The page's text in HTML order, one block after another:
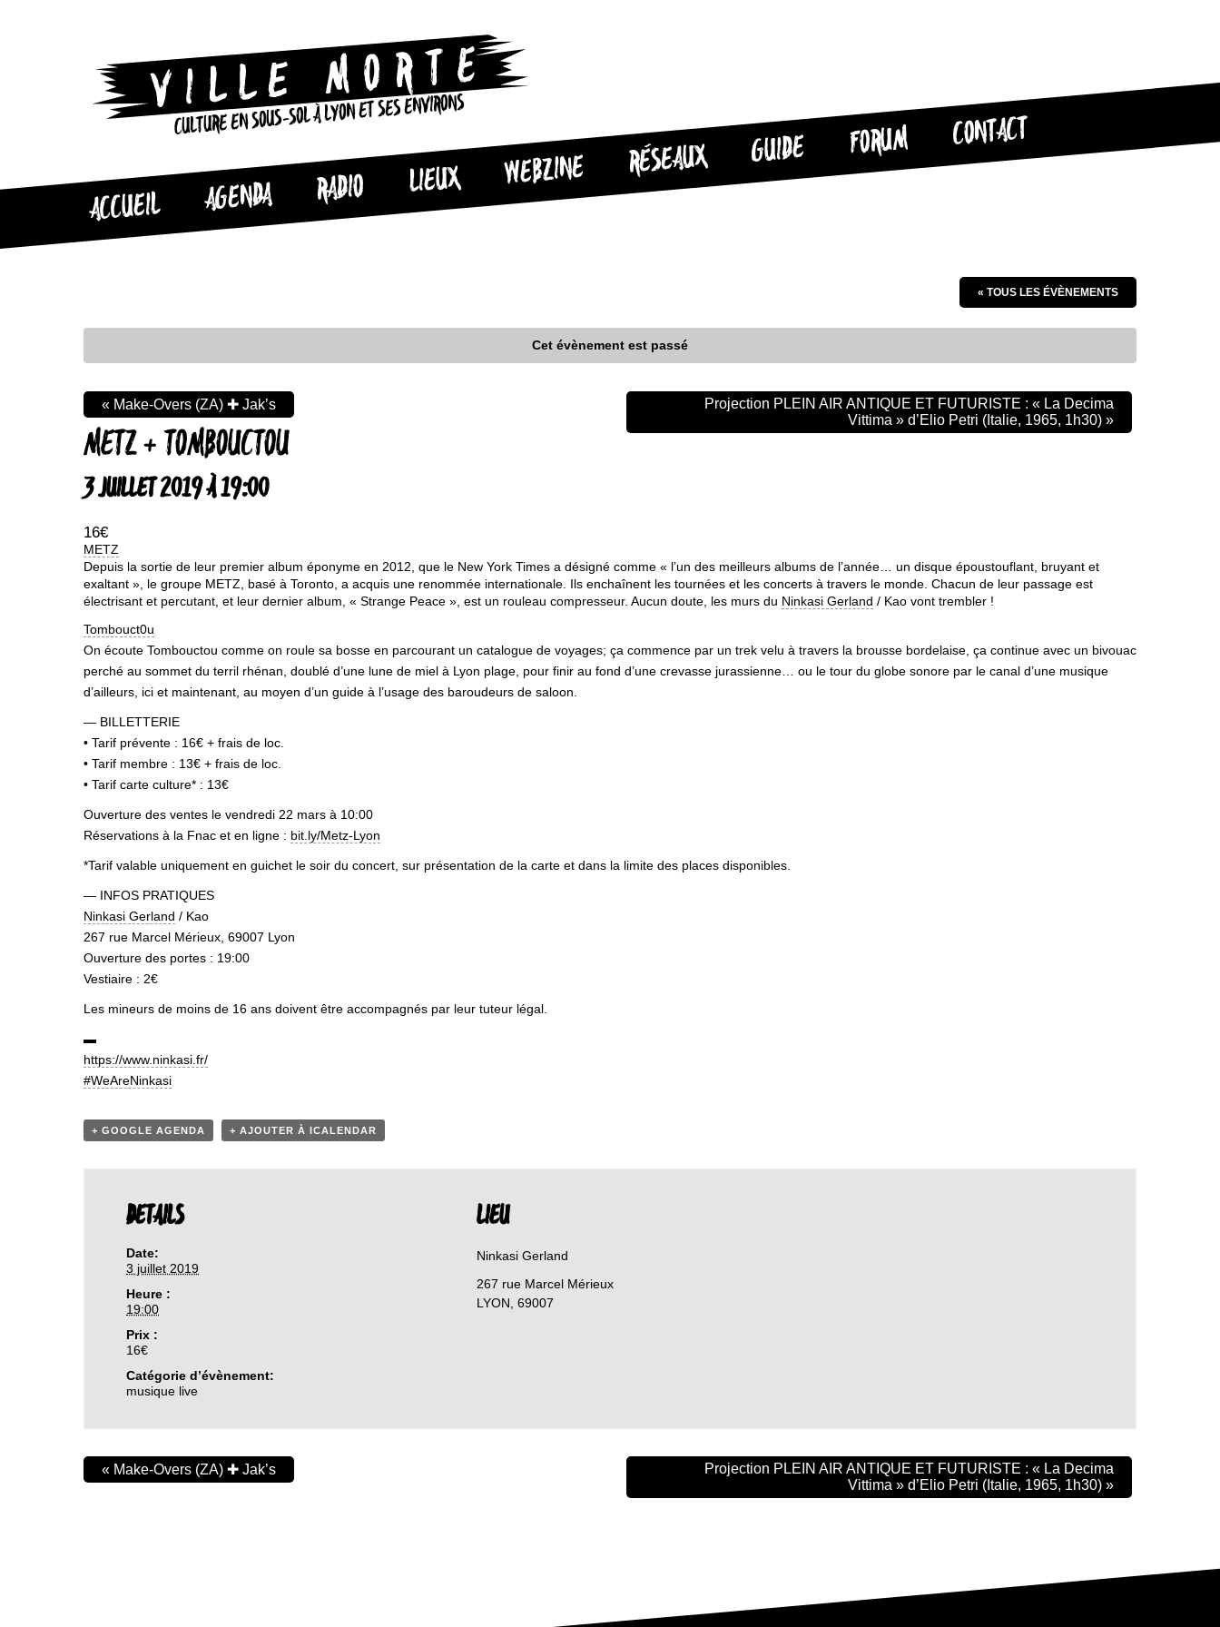
CULTURE EN SOUS-SOL À LYON ET SES ENVIRONS
ACCUEIL AGENDA RADIO LIEUX WEBZINE RÉSEAUX GUIDE FORUM CONTACT
« TOUS LES ÉVÈNEMENTS
Cet évènement est passé
METZ + TOMBOUCTOU
3 JUILLET 2019 À 19:00
16€
« Make-Overs (ZA) ✚ Jak’s
Projection PLEIN AIR ANTIQUE ET FUTURISTE : « La Decima
Vittima » d’Elio Petri (Italie, 1965, 1h30) »
METZ
Depuis la sortie de leur premier album éponyme en 2012, que le New York Times a désigné comme « l’un des meilleurs albums de l’année… un disque époustouflant, bruyant et
exaltant », le groupe METZ, basé à Toronto, a acquis une renommée internationale. Ils enchaînent les tournées et les concerts à travers le monde. Chacun de leur passage est
électrisant et percutant, et leur dernier album, « Strange Peace », est un rouleau compresseur. Aucun doute, les murs du Ninkasi Gerland / Kao vont trembler !
Tombouct0u
On écoute Tombouctou comme on roule sa bosse en parcourant un catalogue de voyages; ça commence par un trek velu à travers la brousse bordelaise, ça continue avec un bivouac
perché au sommet du terril rhénan, doublé d’une lune de miel à Lyon plage, pour finir au fond d’une crevasse jurassienne… ou le tour du globe sonore par le canal d’une musique
d’ailleurs, ici et maintenant, au moyen d’un guide à l’usage des baroudeurs de saloon.
— BILLETTERIE
• Tarif prévente : 16€ + frais de loc.
• Tarif membre : 13€ + frais de loc.
• Tarif carte culture* : 13€
Ouverture des ventes le vendredi 22 mars à 10:00
Réservations à la Fnac et en ligne : bit.ly/Metz-Lyon
*Tarif valable uniquement en guichet le soir du concert, sur présentation de la carte et dans la limite des places disponibles.
— INFOS PRATIQUES
Ninkasi Gerland / Kao
267 rue Marcel Mérieux, 69007 Lyon
Ouverture des portes : 19:00
Vestiaire : 2€
Les mineurs de moins de 16 ans doivent être accompagnés par leur tuteur légal.
▬
https://www.ninkasi.fr/
#WeAreNinkasi
+ GOOGLE AGENDA + AJOUTER À ICALENDAR
DETAILS
Date:
3 juillet 2019
Heure :
19:00
Prix :
16€
Catégorie d’évènement:
musique live
LIEU
Ninkasi Gerland
267 rue Marcel Mérieux
LYON 69007
« Make-Overs (ZA) ✚ Jak’s
Projection PLEIN AIR ANTIQUE ET FUTURISTE : « La Decima
Vittima » d’Elio Petri (Italie, 1965, 1h30) »